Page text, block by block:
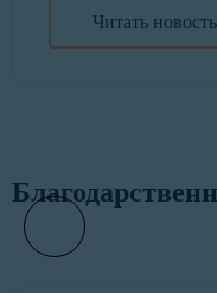
Читать новость